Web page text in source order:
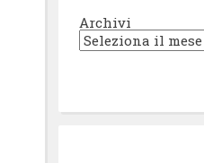
Archivi